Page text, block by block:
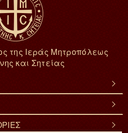
της Ιεράς Μητροπόλεως
και Σητείας